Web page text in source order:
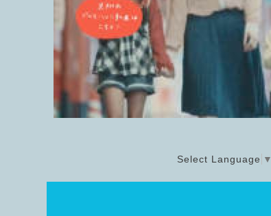
Select Language ▼